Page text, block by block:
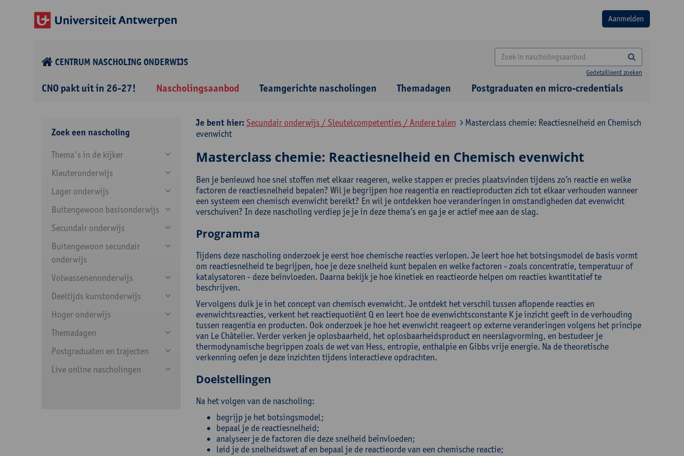
CENTRUM NASCHOLING ONDERWIJS
Gedetailleerd zoeken
CNO pakt uit in 26-27! Nascholingsaanbod Teamgerichte nascholingen Themadagen Postgraduaten en micro-credentials
Zoek een nascholing
Thema's in de kijker
Kleuteronderwijs
Lager onderwijs
Buitengewoon basisonderwijs
Secundair onderwijs
Buitengewoon secundair
onderwijs
Volwassenenonderwijs
Deeltijds kunstonderwijs
Hoger onderwijs
Themadagen
Postgraduaten en trajecten
Live online nascholingen
Je bent hier: Secundair onderwijs / Sleutelcompetenties / Andere talen
Masterclass chemie: Reactiesnelheid en Chemisch
evenwicht
Masterclass chemie: Reactiesnelheid en Chemisch evenwicht
Ben je benieuwd hoe snel stoffen met elkaar reageren, welke stappen er precies plaatsvinden tijdens zo’n reactie en welke
factoren de reactiesnelheid bepalen? Wil je begrijpen hoe reagentia en reactieproducten zich tot elkaar verhouden wanneer
een systeem een chemisch evenwicht bereikt? En wil je ontdekken hoe veranderingen in omstandigheden dat evenwicht
verschuiven? In deze nascholing verdiep je je in deze thema’s en ga je er actief mee aan de slag.
Programma
Tijdens deze nascholing onderzoek je eerst hoe chemische reacties verlopen. Je leert hoe het botsingsmodel de basis vormt
om reactiesnelheid te begrijpen, hoe je deze snelheid kunt bepalen en welke factoren - zoals concentratie, temperatuur of
katalysatoren - deze beïnvloeden. Daarna bekijk je hoe kinetiek en reactieorde helpen om reacties kwantitatief te
beschrijven.
Vervolgens duik je in het concept van chemisch evenwicht. Je ontdekt het verschil tussen aflopende reacties en
evenwichtsreacties, verkent het reactiequotiënt Q en leert hoe de evenwichtsconstante K je inzicht geeft in de verhouding
tussen reagentia en producten. Ook onderzoek je hoe het evenwicht reageert op externe veranderingen volgens het principe
van Le Châtelier. Verder verken je oplosbaarheid, het oplosbaarheidsproduct en neerslagvorming, en bestudeer je
thermodynamische begrippen zoals de wet van Hess, entropie, enthalpie en Gibbs vrije energie. Na de theoretische
verkenning oefen je deze inzichten tijdens interactieve opdrachten.
Doelstellingen
Na het volgen van de nascholing:
begrijp je het botsingsmodel;
bepaal je de reactiesnelheid;
analyseer je de factoren die deze snelheid beïnvloeden;
leid je de snelheidswet af en bepaal je de reactieorde van een chemische reactie;